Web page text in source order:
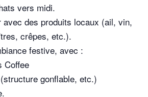
vers midi.
avec des produits locaux (ail, vin,
crêpes, etc.).
festive, avec :
Coffee
gonflable, etc.)